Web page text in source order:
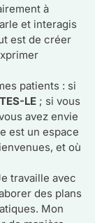
à
et interagis
est de créer
patients : si
LE ; si vous
avez envie
est un espace
et où
travaille avec
des plans
Mon